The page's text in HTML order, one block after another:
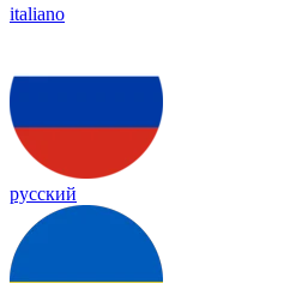
italiano
русский